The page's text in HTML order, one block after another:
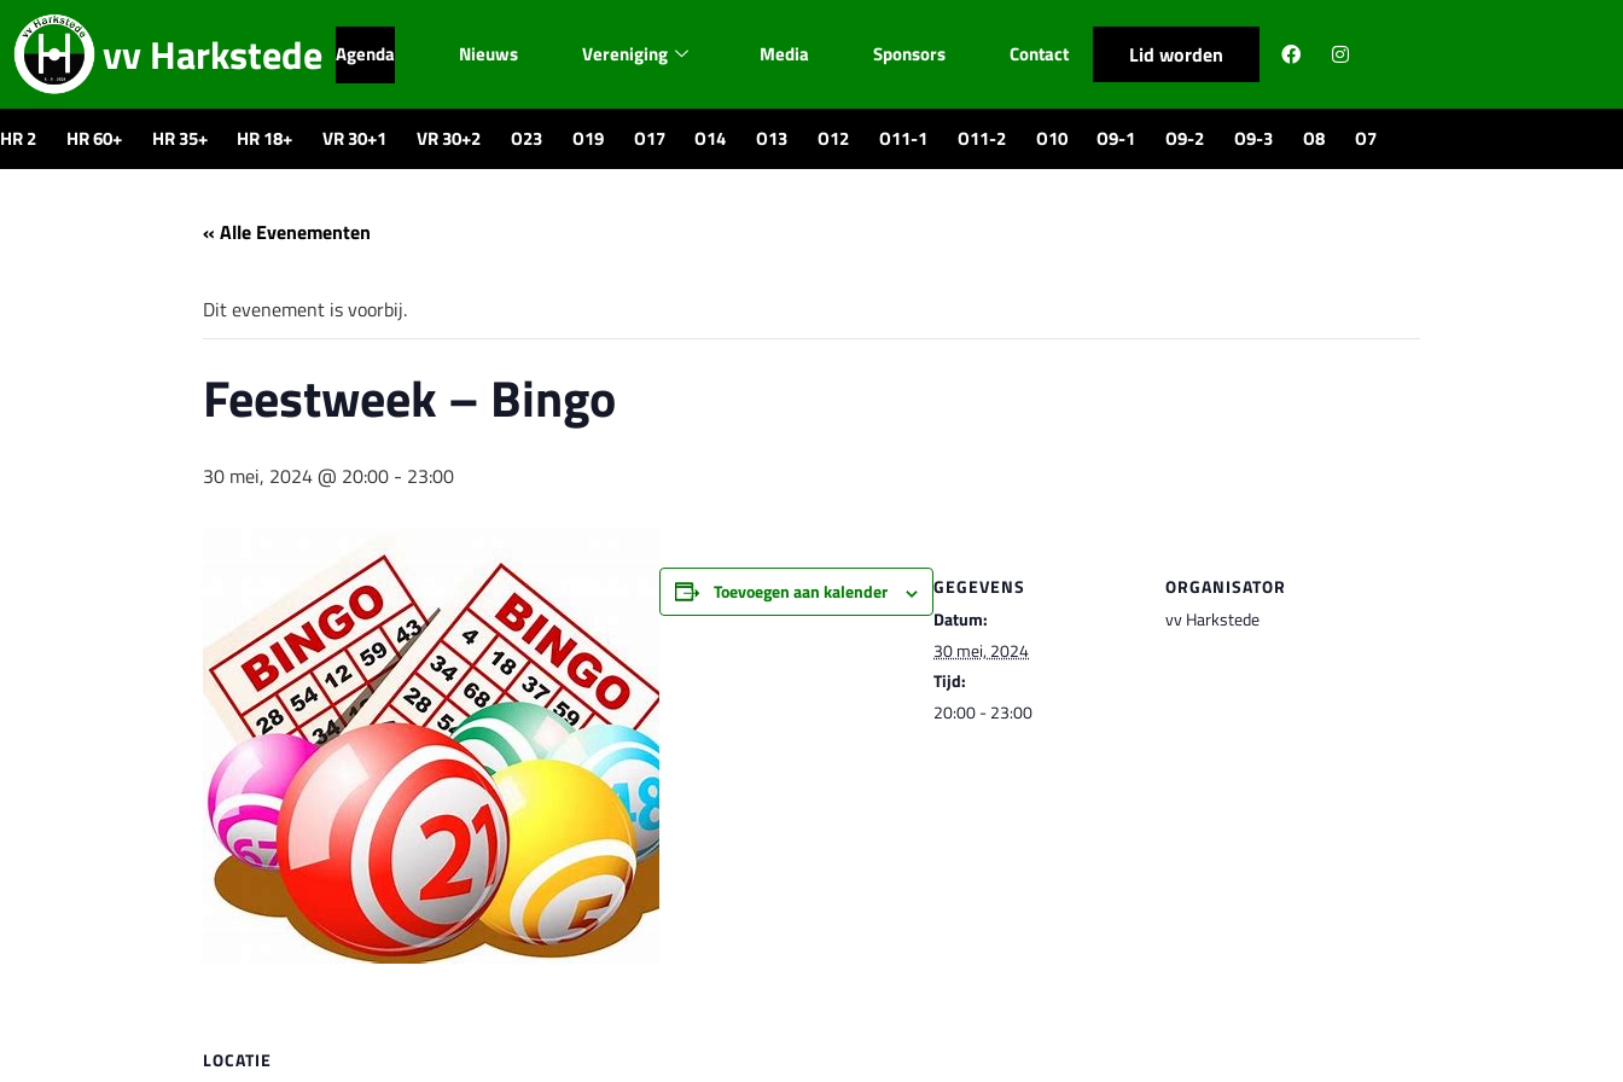
vv Harkstede Agenda Nieuws Vereniging Media Sponsors Contact Lid worden
HR 2 HR 60+ HR 35+ HR 18+ VR 30+1 VR 30+2 O23 O19 O17 O14 O13 O12 O11-1 O11-2 O10 O9-1 O9-2 O9-3 O8 O7
« Alle Evenementen
Dit evenement is voorbij.
Feestweek – Bingo
30 mei, 2024 @ 20:00 - 23:00
Toevoegen aan kalender
GEGEVENS
Datum:
30 mei, 2024
Tijd:
20:00 - 23:00
ORGANISATOR
vv Harkstede
LOCATIE